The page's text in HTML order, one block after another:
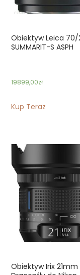
Obiektyw Leica 70/
SUMMARIT-S ASPH
19899,00zł
Kup Teraz
Obiektyw Irix 21mm